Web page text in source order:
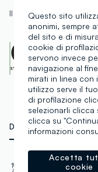
Il modello è alto 188
OEKO-TEX class
CENTROCOT:
Scopri di più
DETTAGLI TECNICI
Materiale
Questo sito
anonimi, sempre
del sito e di
cookie di
servono invece
navigazione al
mirati in linea con
utilizzo serve il
di profilazione
selezionarli clicca
clicca su
informazioni
Accetta
cookie